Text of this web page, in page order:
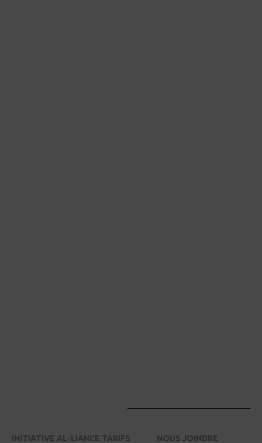
INITIATIVE AL-LIANCE TARIFS NOUS JOINDRE